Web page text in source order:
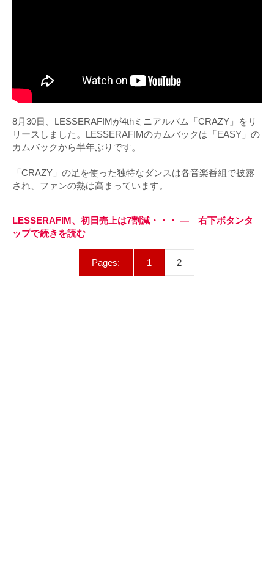
8月30日、LESSERAFIMが4thミニアルバム「CRAZY」をリ
リースしました。LESSERAFIMのカムバックは「EASY」の
カムバックから半年ぶりです。
「CRAZY」の足を使った独特なダンスは各音楽番組で披露
され、ファンの熱は高まっています。
LESSERAFIM、初日売上は7割減・・・ — 右下ボタンタ
ップで続きを読む
Pages: 1 2